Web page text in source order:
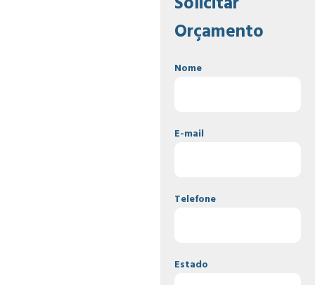
Orçamento
Nome
E-mail
Telefone
Estado